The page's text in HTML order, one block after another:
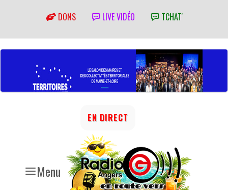
DONS LIVE VIDÉO TCHAT'
Menu
EN DIRECT